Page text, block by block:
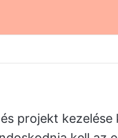
projekt kezelése